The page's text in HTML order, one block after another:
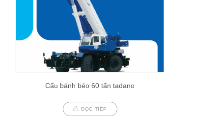
Cẩu bánh béo 60 tấn tadano
ĐỌC TIẾP